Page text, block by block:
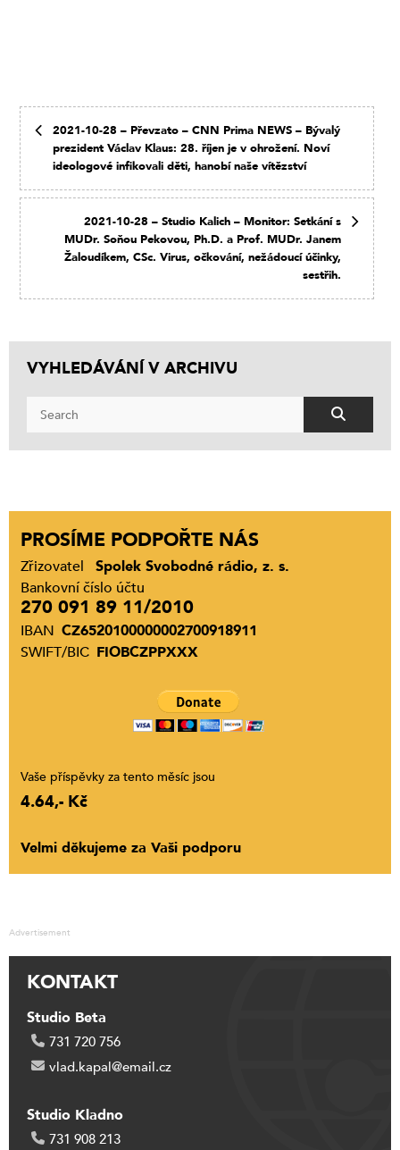
2021-10-28 – Převzato – CNN Prima NEWS – Bývalý
prezident Václav Klaus: 28. říjen je v ohrožení. Noví
ideologové infikovali děti, hanobí naše vítězství
2021-10-28 – Studio Kalich – Monitor: Setkání s
MUDr. Soňou Pekovou, Ph.D. a Prof. MUDr. Janem
Žaloudíkem, CSc. Virus, očkování, nežádoucí účinky,
sestřih.
VYHLEDÁVÁNÍ V ARCHIVU
PROSÍME PODPOŘTE NÁS
Zřizovatel
Spolek Svobodné rádio, z. s.
Bankovní číslo účtu
270 091 89 11/2010
IBAN CZ6520100000002700918911
SWIFT/BIC FIOBCZPPXXX
Vaše příspěvky za tento měsíc jsou
4.64,- Kč
Velmi děkujeme za Vaši podporu
Advertisement
KONTAKT
Studio Beta
731 720 756
vlad.kapal@email.cz
Studio Kladno
731 908 213